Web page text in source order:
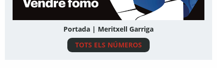
Portada | Meritxell Garriga
TOTS ELS NÚMEROS